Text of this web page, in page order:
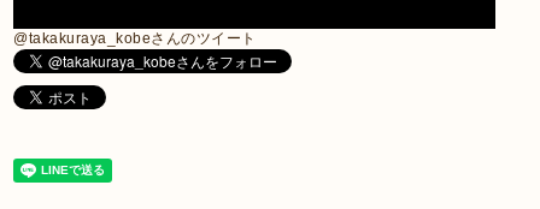
@takakuraya_kobeさんのツイート